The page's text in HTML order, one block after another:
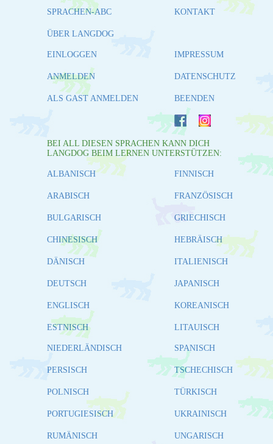
SPRACHEN-ABC
ÜBER LANGDOG
KONTAKT
EINLOGGEN
ANMELDEN
ALS GAST ANMELDEN
IMPRESSUM
DATENSCHUTZ
BEENDEN
BEI ALL DIESEN SPRACHEN KANN DICH
LANGDOG BEIM LERNEN UNTERSTÜTZEN:
ALBANISCH
ARABISCH
BULGARISCH
CHINESISCH
DÄNISCH
DEUTSCH
ENGLISCH
ESTNISCH
FINNISCH
FRANZÖSISCH
GRIECHISCH
HEBRÄISCH
ITALIENISCH
JAPANISCH
KOREANISCH
LITAUISCH
NIEDERLÄNDISCH
PERSISCH
POLNISCH
PORTUGIESISCH
RUMÄNISCH
SPANISCH
TSCHECHISCH
TÜRKISCH
UKRAINISCH
UNGARISCH